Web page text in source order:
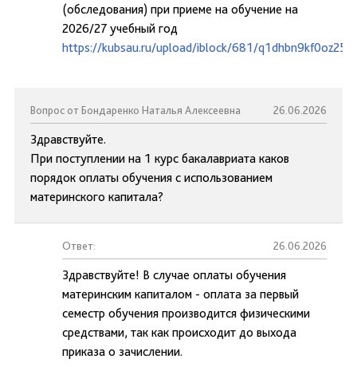
(обследования) при приеме на обучение на
2026/27 учебный год
https://kubsau.ru/upload/iblock/681/
Вопрос от Бондаренко Наталья Алексеевна 26.06.2026
Здравствуйте.
При поступлении на 1 курс бакалавриата каков
порядок оплаты обучения с использованием
материнского капитала?
Ответ: 26.06.2026
Здравствуйте! В случае оплаты обучения
материнским капиталом - оплата за первый
семестр обучения производится физическими
средствами, так как происходит до выхода
приказа о зачислении.